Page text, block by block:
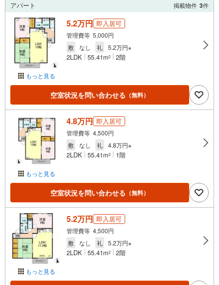
アパート 掲載物件 3件
もっと見る
5.2万円 即入居可
管理費等 5,000円
敷
なし 礼 5.2万円※
2LDK 55.41m2 2階
空室状況を問い合わせる （無料）
もっと見る
4.8万円 即入居可
管理費等 4,500円
敷
なし 礼 4.8万円※
2LDK 55.41m2 1階
空室状況を問い合わせる （無料）
もっと見る
5.2万円 即入居可
管理費等 4,500円
敷
なし 礼 5.2万円※
2LDK 55.41m2 2階